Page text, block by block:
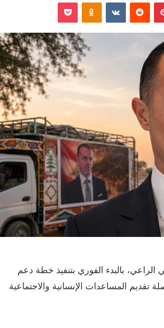
بينتيريست ‏VKontakte
بالبدء الفوري بتنفيذ خطة دعم
تقديم المساعدات الإنسانية والاجتماعية